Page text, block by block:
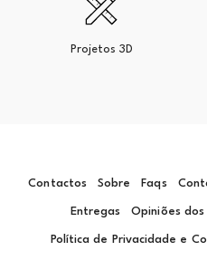
Projetos 3D
Contactos Sobre Faqs
Entregas Opiniões
Política de Privacidade e